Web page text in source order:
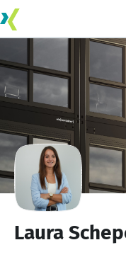
Laura